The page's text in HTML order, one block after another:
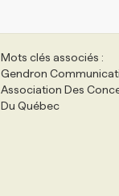
Mots clés associés :
Gendron
Association Des
Du Québec